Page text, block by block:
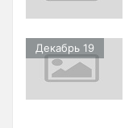
Декабрь 19